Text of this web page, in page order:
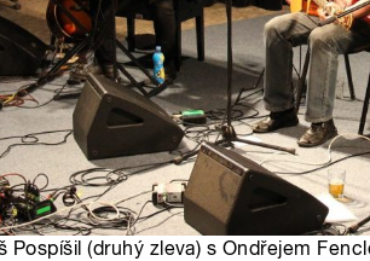
Pospíšil (druhý zleva) s Ondřejem